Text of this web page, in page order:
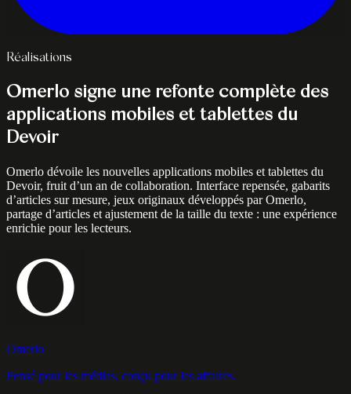
Réalisations
Omerlo signe une refonte complète des
applications mobiles et tablettes du
Devoir
Omerlo dévoile les nouvelles applications mobiles et tablettes du
Devoir, fruit d’un an de collaboration. Interface repensée, gabarits
d’articles sur mesure, jeux originaux développés par Omerlo,
partage d’articles et ajustement de la taille du texte : une expérience
enrichie pour les lecteurs.
Omerlo
Pensé pour les médias, conçu pour les affaires.